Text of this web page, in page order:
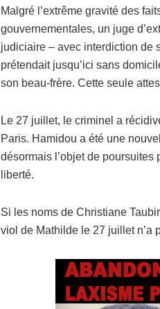
Malgré l’extrême gravité des
gouvernementales, un juge
judiciaire – avec interdiction de
prétendait jusqu’ici sans
son beau-frère. Cette seule
Le 27 juillet, le criminel a
Paris. Hamidou a été une
désormais l’objet de
liberté.
Si les noms de Christiane
viol de Mathilde le 27 juillet n’a